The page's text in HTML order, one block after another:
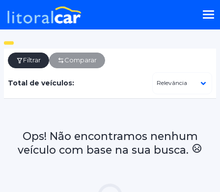
Filtrar Comparar
Total de veículos:
Ops! Não encontramos nenhum
veículo com base na sua busca.